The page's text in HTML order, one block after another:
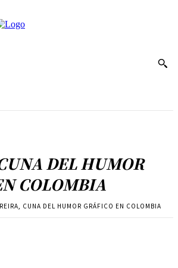
DEL HUMOR
COLOMBIA
CUNA DEL HUMOR GRÁFICO EN COLOMBIA